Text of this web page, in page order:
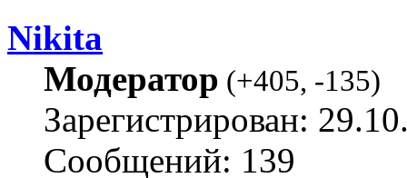
Nikita
Модератор (+405, -135)
Зарегистрирован:
Сообщений: 139